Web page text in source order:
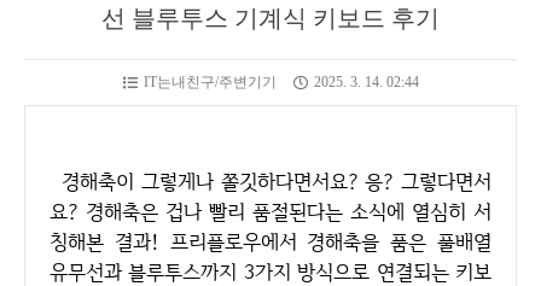
선 블루투스 기계식 키보드 후기
IT는내친구/주변기기 2025. 3. 14. 02:44
경해축이 그렇게나 쫄깃하다면서요? 응? 그렇다면서
요? 경해축은 겁나 빨리 품절된다는 소식에 열심히 서
칭해본 결과! 프리플로우에서 경해축을 품은 풀배열
유무선과 블루투스까지 3가지 방식으로 연결되는 키보